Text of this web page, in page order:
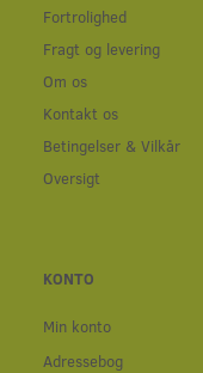
Fortrolighed
Fragt og levering
Om os
Kontakt os
Betingelser & Vilkår
Oversigt
KONTO
Min konto
Adressebog